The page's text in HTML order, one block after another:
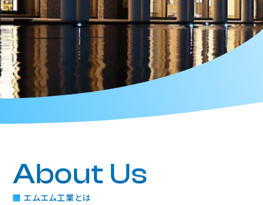
About Us
エムエム工業とは